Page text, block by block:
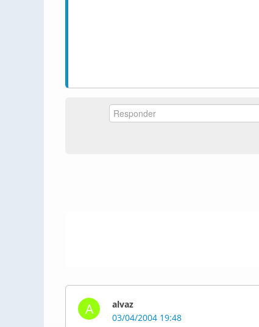
A
alvaz
03/04/2004 19:48